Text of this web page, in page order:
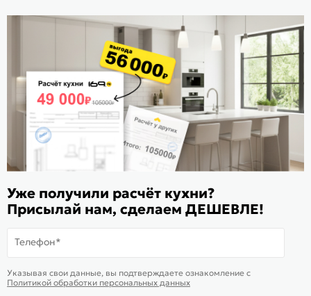
Стать дилером
Расскажите о нас
Поделиться
Оцените магазин
ИКС 1180
© 2015—2026 Интернет-магазин мебели Mebel169.ru
Пользовательское соглашение
Карта сайта
технологии
Уже получили расчёт кухни?
Присылай нам, сделаем ДЕШЕВЛЕ!
Телефон*
Указывая свои данные, вы подтверждаете ознакомление c
Политикой обработки персональных данных